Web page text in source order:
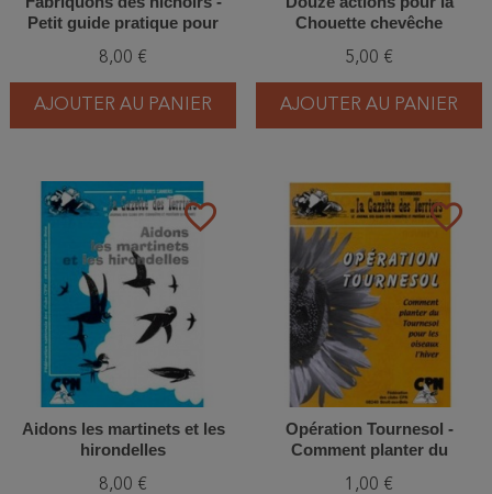
Petit guide pratique pour
8,00 €
AJOUTER AU PANIER
Chouette chevêche
5,00 €
AJOUTER AU PANIER
favorite_border
Aidons les martinets et les
hirondelles
8,00 €
favorite_border
Opération Tournesol -
Comment planter du
1,00 €